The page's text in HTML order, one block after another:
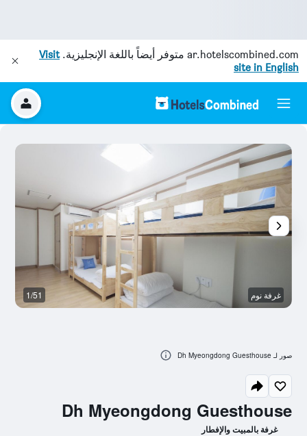
ar.hotelscombined.com متوفر أيضاً باللغة الإنجليزية.Visit
site in English
Dh Myeongdong Guesthouse
غرفة بالمبيت والإفطار
غرفة نوم 1/51
صور لـ Dh Myeongdong Guesthouse